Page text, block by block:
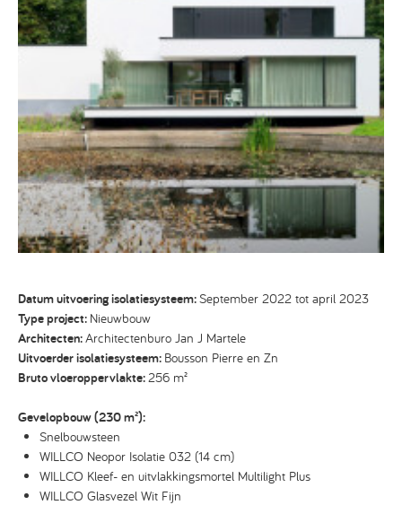
Datum uitvoering isolatiesysteem:September 2022 tot april 2023
Type project: Nieuwbouw
Architecten:Architectenburo Jan J Martele
Uitvoerder isolatiesysteem: Bousson Pierre en Zn
Bruto vloeroppervlakte:256 m²
Gevelopbouw (230m²):
Snelbouwsteen
WILLCO Neopor Isolatie 032 (14 cm)
WILLCO Kleef- en uitvlakkingsmortel Multilight Plus
WILLCO Glasvezel Wit Fijn